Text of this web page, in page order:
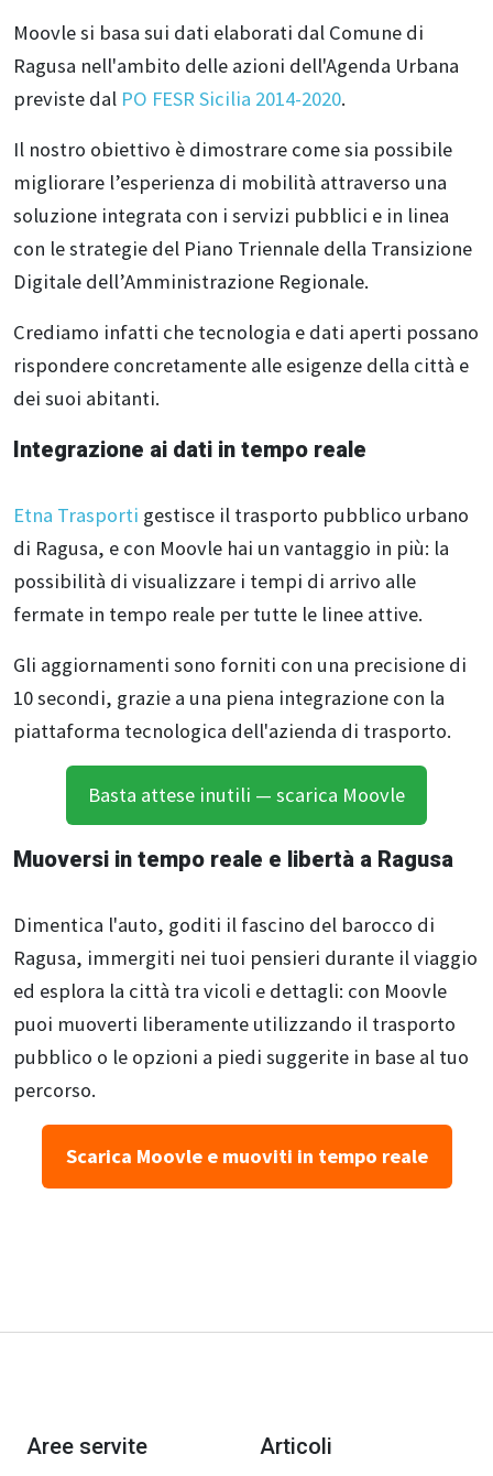
Moovle si basa sui dati elaborati dal Comune di
Ragusa nell'ambito delle azioni dell'Agenda Urbana
previste dal PO FESR Sicilia 2014-2020.
Il nostro obiettivo è dimostrare come sia possibile
migliorare l’esperienza di mobilità attraverso una
soluzione integrata con i servizi pubblici e in linea
con le strategie del Piano Triennale della Transizione
Digitale dell’Amministrazione Regionale.
Crediamo infatti che tecnologia e dati aperti possano
rispondere concretamente alle esigenze della città e
dei suoi abitanti.
Integrazione ai dati in tempo reale
Etna Trasporti gestisce il trasporto pubblico urbano
di Ragusa, e con Moovle hai un vantaggio in più: la
possibilità di visualizzare i tempi di arrivo alle
fermate in tempo reale per tutte le linee attive.
Gli aggiornamenti sono forniti con una precisione di
10 secondi, grazie a una piena integrazione con la
piattaforma tecnologica dell'azienda di trasporto.
Basta attese inutili — scarica Moovle
Muoversi in tempo reale e libertà a Ragusa
Dimentica l'auto, goditi il fascino del barocco di
Ragusa, immergiti nei tuoi pensieri durante il viaggio
ed esplora la città tra vicoli e dettagli: con Moovle
puoi muoverti liberamente utilizzando il trasporto
pubblico o le opzioni a piedi suggerite in base al tuo
percorso.
Scarica Moovle e muoviti in tempo reale
Aree servite Articoli